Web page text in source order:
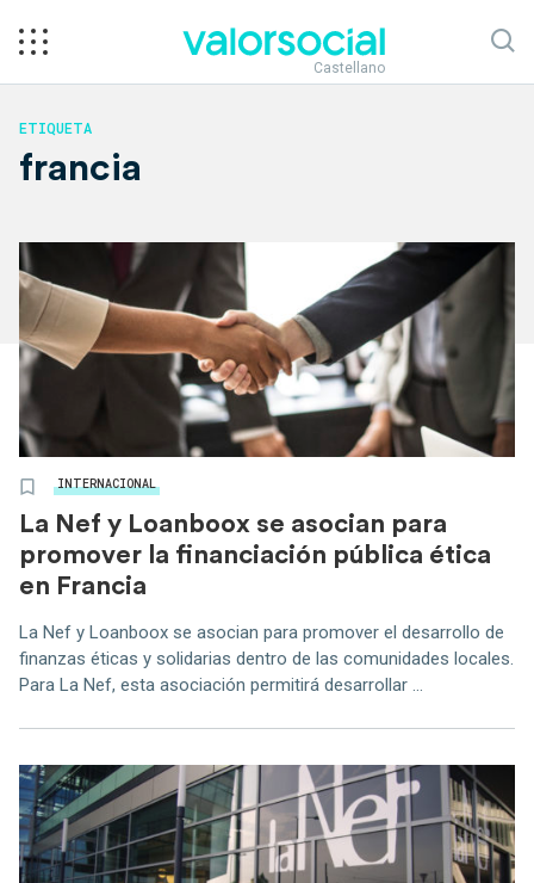
Castellano
ETIQUETA
francia
INTERNACIONAL
La Nef y Loanboox se asocian para
promover la financiación pública ética
en Francia
La Nef y Loanboox se asocian para promover el desarrollo de
finanzas éticas y solidarias dentro de las comunidades locales.
Para La Nef, esta asociación permitirá desarrollar ...